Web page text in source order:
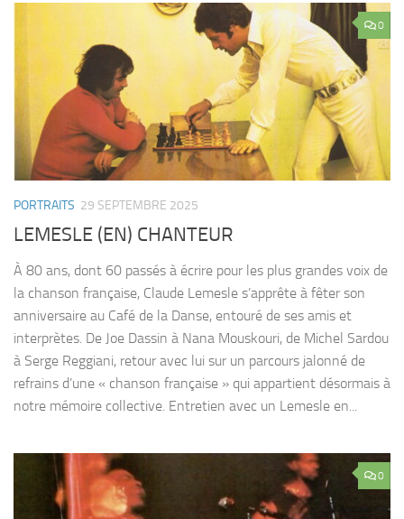
0
PORTRAITS 29 SEPTEMBRE 2025
LEMESLE (EN) CHANTEUR
À 80 ans, dont 60 passés à écrire pour les plus grandes voix de
la chanson française, Claude Lemesle s’apprête à fêter son
anniversaire au Café de la Danse, entouré de ses amis et
interprètes. De Joe Dassin à Nana Mouskouri, de Michel Sardou
à Serge Reggiani, retour avec lui sur un parcours jalonné de
refrains d’une « chanson française » qui appartient désormais à
notre mémoire collective. Entretien avec un Lemesle en...
0